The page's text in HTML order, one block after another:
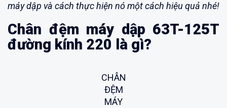
máy dập và cách thực hiện nó một cách hiệu quả nhé!
Chân đệm máy dập 63T-125T
đường kính 220 là gì?
CHÂN
ĐỆM
MÁY